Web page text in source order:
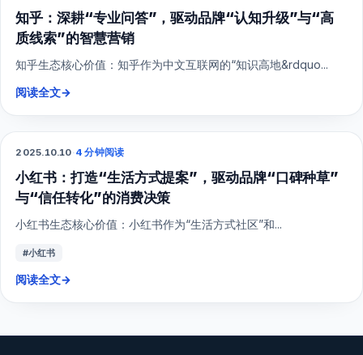
知乎：深耕“专业问答”，驱动品牌“认知升级”与“高
质线索”的智慧营销
知乎生态核心价值：知乎作为中文互联网的“知识高地&rdquo...
阅读全文→
小红书
2025.10.10·4 分钟阅读
小红书：打造“生活方式提案”，驱动品牌“口碑种草”
与“信任转化”的消费决策
小红书生态核心价值：小红书作为“生活方式社区”和...
#小红书
阅读全文→